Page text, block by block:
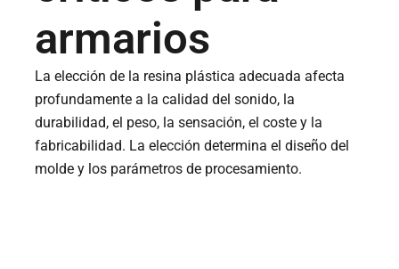
armarios
La elección de la resina plástica adecuada afecta
profundamente a la calidad del sonido, la
durabilidad, el peso, la sensación, el coste y la
fabricabilidad. La elección determina el diseño del
molde y los parámetros de procesamiento.